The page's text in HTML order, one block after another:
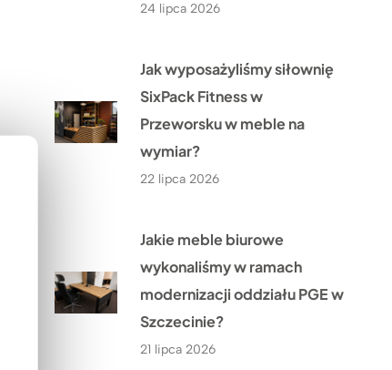
24 lipca 2026
Jak wyposażyliśmy siłownię
SixPack Fitness w
Przeworsku w meble na
wymiar?
22 lipca 2026
Jakie meble biurowe
wykonaliśmy w ramach
modernizacji oddziału PGE w
Szczecinie?
21 lipca 2026